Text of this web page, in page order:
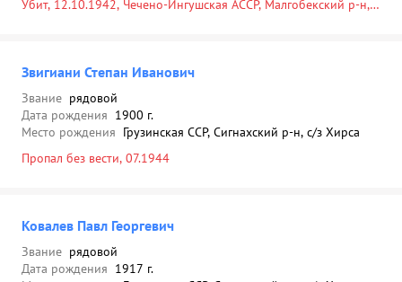
Убит, 12.10.1942, Чечено-Ингушская АССР, Малгобекский р-н,
Звигиани Степан Иванович
Звание рядовой
Дата рождения 1900 г.
Место рождения Грузинская ССР, Сигнахский р-н, с/з Хирса
Пропал без вести, 07.1944
Ковалев Павл Георгевич
Звание рядовой
Дата рождения 1917 г.